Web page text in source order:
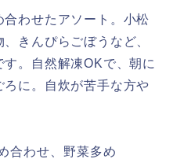
わせたアソート。小松
きんぴらごぼうなど、
。自然解凍OKで、朝に
ろに。自炊が苦手な方や
合わせ、野菜多め